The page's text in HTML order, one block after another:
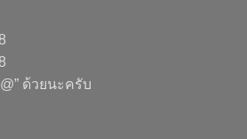
ด้วยนะครับ